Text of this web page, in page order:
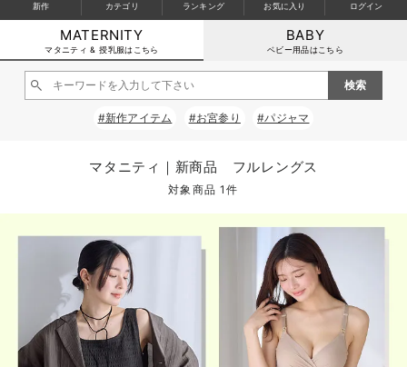
マタニティウェア全て
マタニティ ワンピース
マタニティ アウター（コート）・ママコート
マタニティ 下着・インナー全て
授乳ブラ・マタニティブラ（マタニティインナー・産後用品）
産褥ショーツ
骨盤・マタニティベルト （妊娠中・産後）
産後 ガードル インナー
授乳服全て
マタニティ フォーマル全て
マタニティ スーツ
マタニティ ドレス（結婚式・お呼ばれ）
マタニティ フォーマル パンツ・ボトムス
授乳用品全て
妊婦用 抱き枕・授乳クッション
マタニティレッグウェア全て
マタニティストッキング・タイツ
マタニティ ボディケア全て
アウトレット全て
【アウトレット】ワンピース
【アウトレット】インナー
【アウトレット】ベビー
特集全て
接触冷感素材
Tシャツブラ
再入荷全て
再入荷｜インナー
戻る
送料無料アイテム全て
ワンピース
スカート
パジャマ
インナー
雑貨
戻る
ブラキャミ おまとめ
MAX55%OFF ブラックフ
戻る
【37周年祭セール】
【37周年祭セール】
戻る
気温差別オススメア
【15℃】3月下旬～
戻る
動きやすく着回しで
戻る
強撚スムース(コスパ
戻る
マタニティウェア
【おまとめ割】パジ
戻る
こだわりの履き心地
カジュアル
オフィス
戻る
ジャケット派
きれいめ美脚パンツ派
ツィード派
王道シンプル派
セットアップ派
戻る
出産準備応援割全て
マタニティパジャマ
戻る
【オフィスカジュア
戻る
レギンスタイプ
戻る
【フォーマル】ワン
戻る
【ベビー】長袖
戻る
ハンカチ
短肌着
セット
戻る
快適ウェア10%OFF
快適ウェア10%OFF
戻る
春のマタニティワン
セットアップ・ レイ
ジャンパースカート/
ワーク・オフィス
カジュアル
フォーマル / オケー
戻る
Gift Selection 出産
〜3,000円（税込）
10,001円（税込）〜
女の子におススメの
男の子におススメの
定番ギフト
戻る
冬の冷え対策インナ
薄くてあったか
保温&リカバリー
レギンス・タイツ
カップ付きインナー
あったか度◎
戻る
入院準備の持ち物チ
入院してすぐ使うグ
戻る
冬のあったか特集全て
【冬のあったか特集
【冬のあったか特集
新作 カテゴリ ランキング お気に入り ログイン
MATERNITY
マタニティ & 授乳服はこちら
BABY
ベビー用品はこちら
#新作アイテム #お宮参り #パジャマ
マタニティ｜新商品 フルレングス
対象商品 1件
カートに入れる
閉じる